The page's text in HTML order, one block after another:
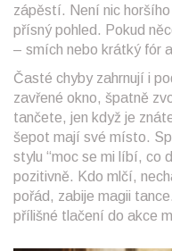
zápěstí. Není nic
přísný pohled. Pokud
– smích nebo krátký fór
Časté chyby zahrnují i
zavřené okno, špatně
tančete, jen když je
šepot mají své místo.
stylu “moc se mi líbí, co
pozitivně. Kdo mlčí,
pořád, zabije magii
přílišné tlačení do akce